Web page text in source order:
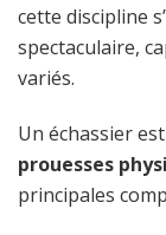
cette discipline
spectaculaire,
variés.
Un échassier
prouesses
principales